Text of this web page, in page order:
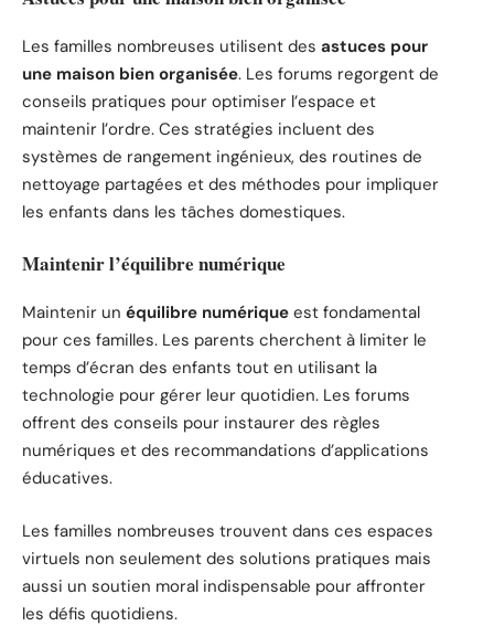
Les familles nombreuses utilisent des astuces pour
une maison bien organisée. Les forums regorgent de
conseils pratiques pour optimiser l’espace et
maintenir l’ordre. Ces stratégies incluent des
systèmes de rangement ingénieux, des routines de
nettoyage partagées et des méthodes pour impliquer
les enfants dans les tâches domestiques.
Maintenir l’équilibre numérique
Maintenir un équilibre numérique est fondamental
pour ces familles. Les parents cherchent à limiter le
temps d’écran des enfants tout en utilisant la
technologie pour gérer leur quotidien. Les forums
offrent des conseils pour instaurer des règles
numériques et des recommandations d’applications
éducatives.
Les familles nombreuses trouvent dans ces espaces
virtuels non seulement des solutions pratiques mais
aussi un soutien moral indispensable pour affronter
les défis quotidiens.